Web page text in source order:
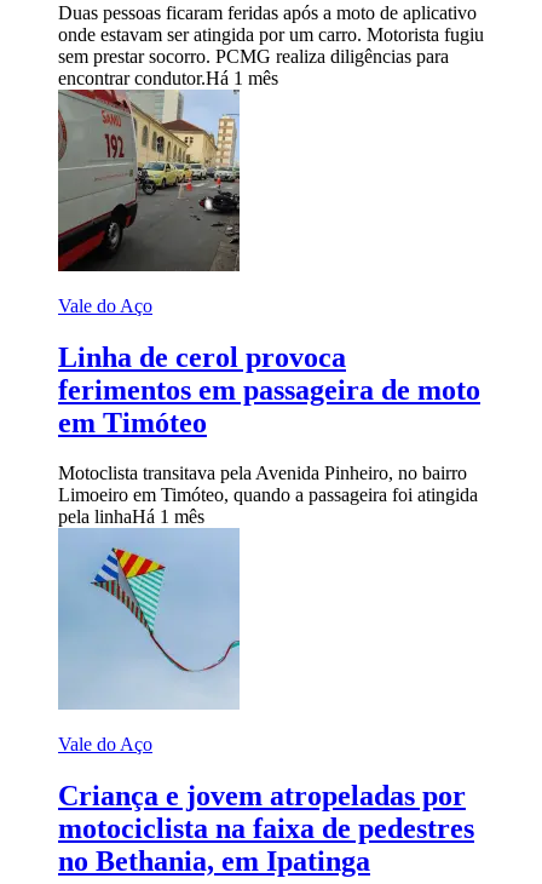
Duas pessoas ficaram feridas após a moto de aplicativo
onde estavam ser atingida por um carro. Motorista fugiu
sem prestar socorro. PCMG realiza diligências para
encontrar condutor.Há 1 mês
Vale do Aço
Linha de cerol provoca
ferimentos em passageira de moto
em Timóteo
Motoclista transitava pela Avenida Pinheiro, no bairro
Limoeiro em Timóteo, quando a passageira foi atingida
pela linhaHá 1 mês
Vale do Aço
Criança e jovem atropeladas por
motociclista na faixa de pedestres
no Bethania, em Ipatinga